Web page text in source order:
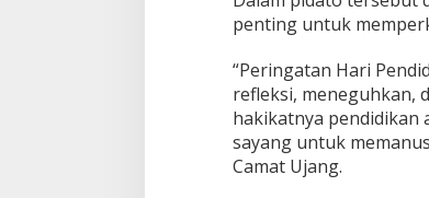
penting untuk
“Peringatan Hari
refleksi, meneguhkan,
hakikatnya pendidikan
sayang untuk
Camat Ujang.